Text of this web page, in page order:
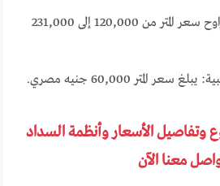
الوحدات التجارية: يتراوح سعر المتر من 120,000 إلى 231,000
المتر 60,000 جنيه مصري.
وتفاصيل الأسعار وأنظمة السداد
معنا الآن